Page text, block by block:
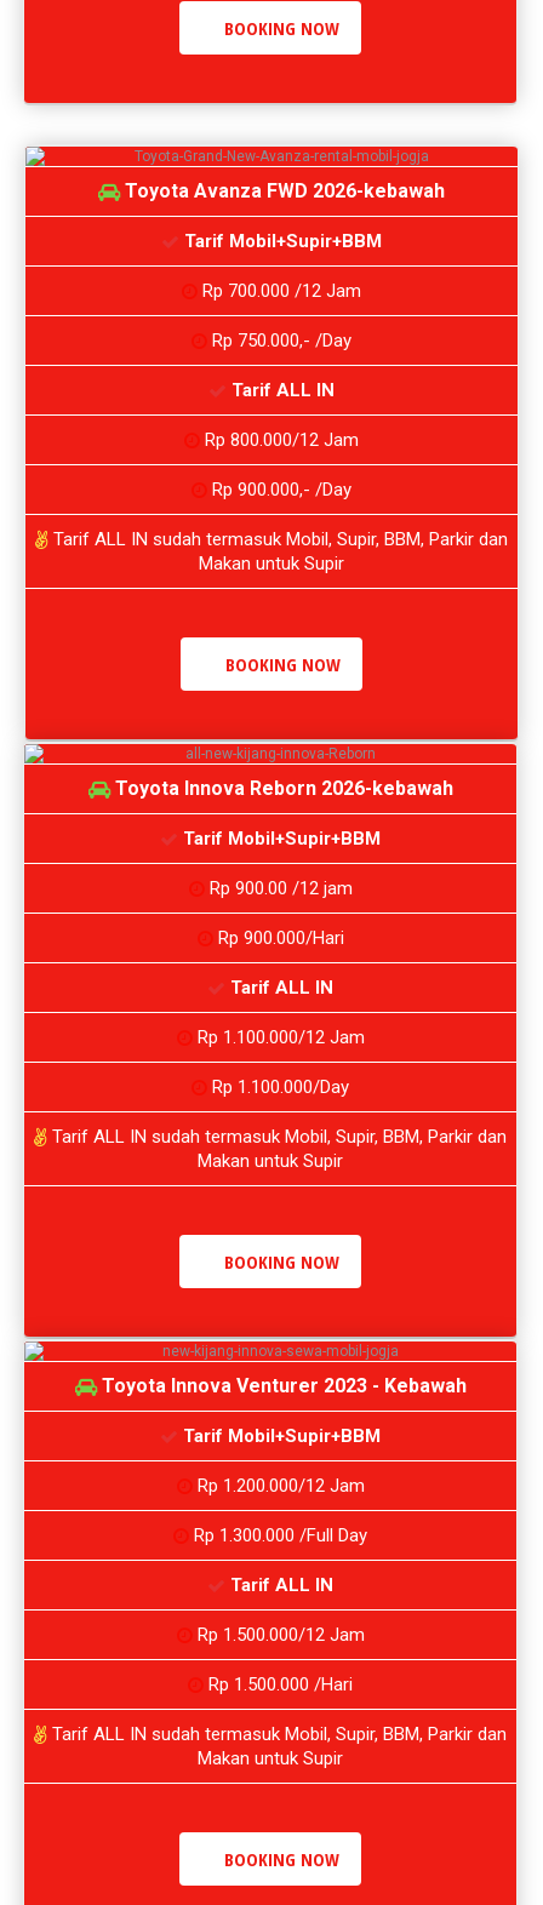
BOOKING NOW
Toyota Avanza FWD 2026-kebawah
Tarif Mobil+Supir+BBM
Rp 700.000 /12 Jam
Rp 750.000,- /Day
Tarif ALL IN
Rp 800.000/12 Jam
Rp 900.000,- /Day
Tarif ALL IN sudah termasuk Mobil, Supir, BBM, Parkir dan
Makan untuk Supir
BOOKING NOW
Toyota Innova Reborn 2026-kebawah
Tarif Mobil+Supir+BBM
Rp 900.00 /12 jam
Rp 900.000/Hari
Tarif ALL IN
Rp 1.100.000/12 Jam
Rp 1.100.000/Day
Tarif ALL IN sudah termasuk Mobil, Supir, BBM, Parkir dan
Makan untuk Supir
BOOKING NOW
Toyota Innova Venturer 2023 - Kebawah
Tarif Mobil+Supir+BBM
Rp 1.200.000/12 Jam
Rp 1.300.000 /Full Day
Tarif ALL IN
Rp 1.500.000/12 Jam
Rp 1.500.000 /Hari
Tarif ALL IN sudah termasuk Mobil, Supir, BBM, Parkir dan
Makan untuk Supir
BOOKING NOW